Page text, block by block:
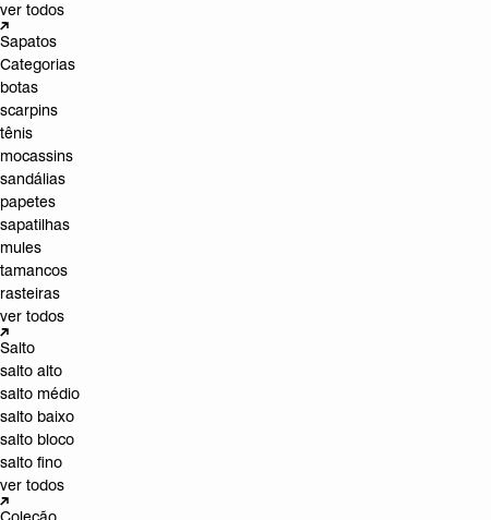
ver todos
Sapatos
Categorias
botas
scarpins
tênis
mocassins
sandálias
papetes
sapatilhas
mules
tamancos
rasteiras
ver todos
Salto
salto alto
salto médio
salto baixo
salto bloco
salto fino
ver todos